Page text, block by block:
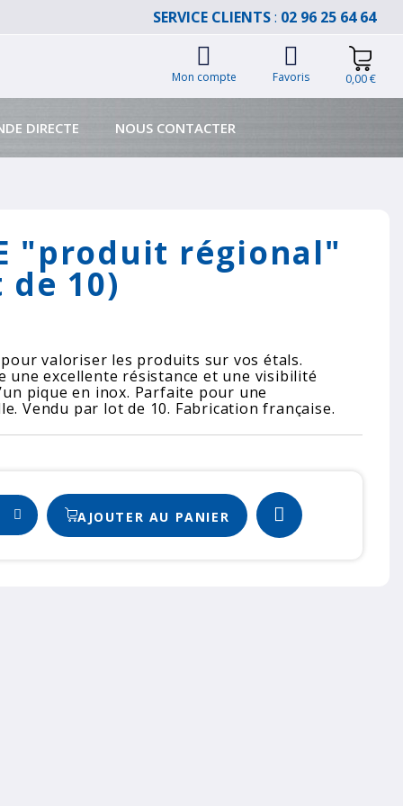
SERVICE CLIENTS: 02 96 25 64 64
Mon compte Favoris 0,00 €
DIRECTE NOUS CONTACTER
"produit régional"
de 10)
valoriser les produits sur vos étals.
une excellente résistance et une visibilité
pique en inox. Parfaite pour une
Vendu par lot de 10. Fabrication française.
AJOUTER AU PANIER